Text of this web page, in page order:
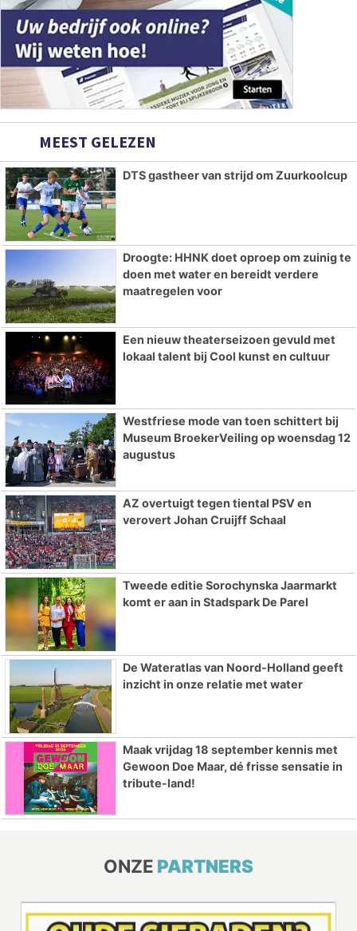
MEEST GELEZEN
DTS gastheer van strijd om Zuurkoolcup
Droogte: HHNK doet oproep om zuinig te
doen met water en bereidt verdere
maatregelen voor
Een nieuw theaterseizoen gevuld met
lokaal talent bij Cool kunst en cultuur
Westfriese mode van toen schittert bij
Museum BroekerVeiling op woensdag 12
augustus
AZ overtuigt tegen tiental PSV en
verovert Johan Cruijff Schaal
Tweede editie Sorochynska Jaarmarkt
komt er aan in Stadspark De Parel
De Wateratlas van Noord-Holland geeft
inzicht in onze relatie met water
Maak vrijdag 18 september kennis met
Gewoon Doe Maar, dé frisse sensatie in
tribute-land!
ONZE PARTNERS